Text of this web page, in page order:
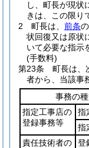
し、町長が現状
きは、この限り
2
町長は、 前条
状回復又は原状
いて必要な指示
(手数料)
第23条
町長は、
者から、当該事
事務の
指定工事店の
登録事務等
指
指
責任技術者の
登